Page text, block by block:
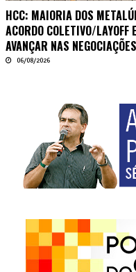
HCC: MAIORIA DOS
ACORDO COLETIVO/
AVANÇAR NAS NEGOCIAÇÕES
06/08/2026